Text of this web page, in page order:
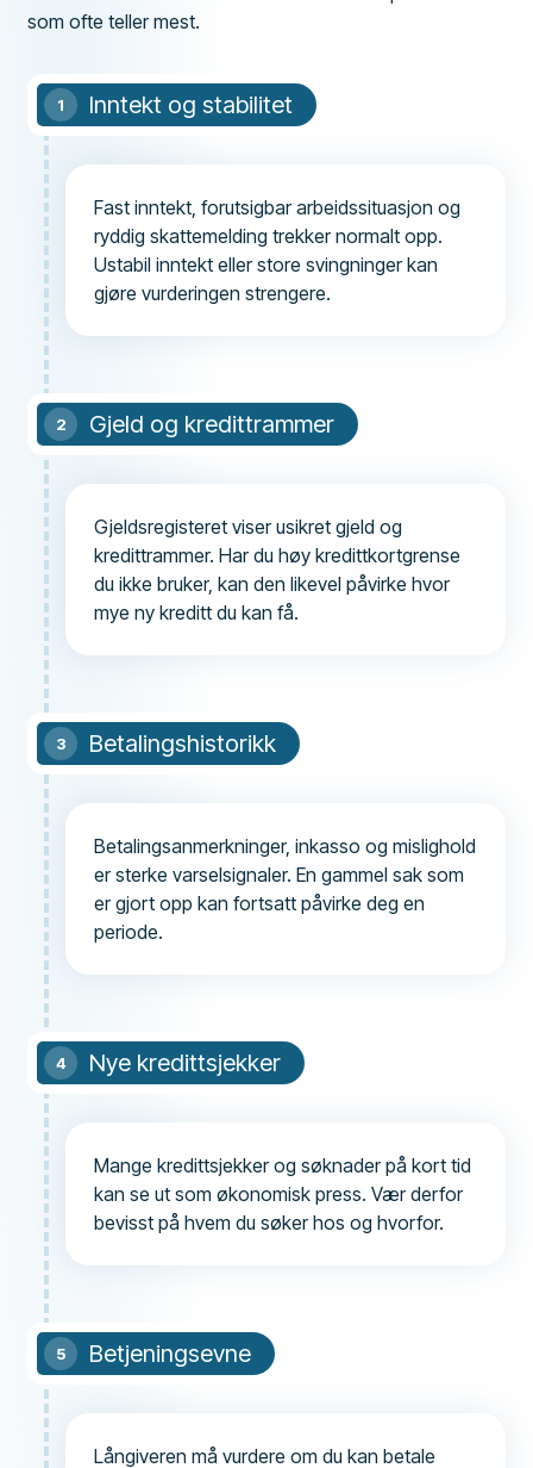
som ofte teller mest.
Inntekt og stabilitet
Fast inntekt, forutsigbar arbeidssituasjon og
ryddig skattemelding trekker normalt opp.
Ustabil inntekt eller store svingninger kan
gjøre vurderingen strengere.
Gjeld og kredittrammer
Gjeldsregisteret viser usikret gjeld og
kredittrammer. Har du høy kredittkortgrense
du ikke bruker, kan den likevel påvirke hvor
mye ny kreditt du kan få.
Betalingshistorikk
Betalingsanmerkninger, inkasso og mislighold
er sterke varselsignaler. En gammel sak som
er gjort opp kan fortsatt påvirke deg en
periode.
Nye kredittsjekker
Mange kredittsjekker og søknader på kort tid
kan se ut som økonomisk press. Vær derfor
bevisst på hvem du søker hos og hvorfor.
Betjeningsevne
Långiveren må vurdere om du kan betale